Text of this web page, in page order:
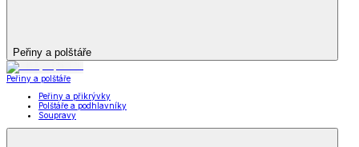
Peřiny a polštáře
Peřiny a polštáře
Peřiny a přikrývky
Polštáře a podhlavníky
Soupravy